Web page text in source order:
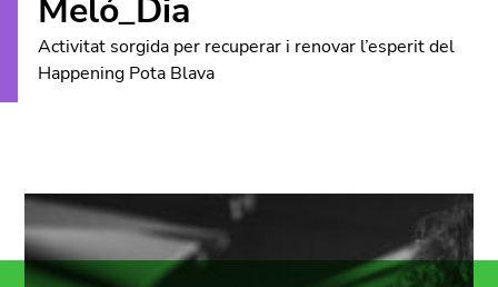
Meló_Dia
Activitat sorgida per recuperar i renovar l’esperit del
Happening Pota Blava